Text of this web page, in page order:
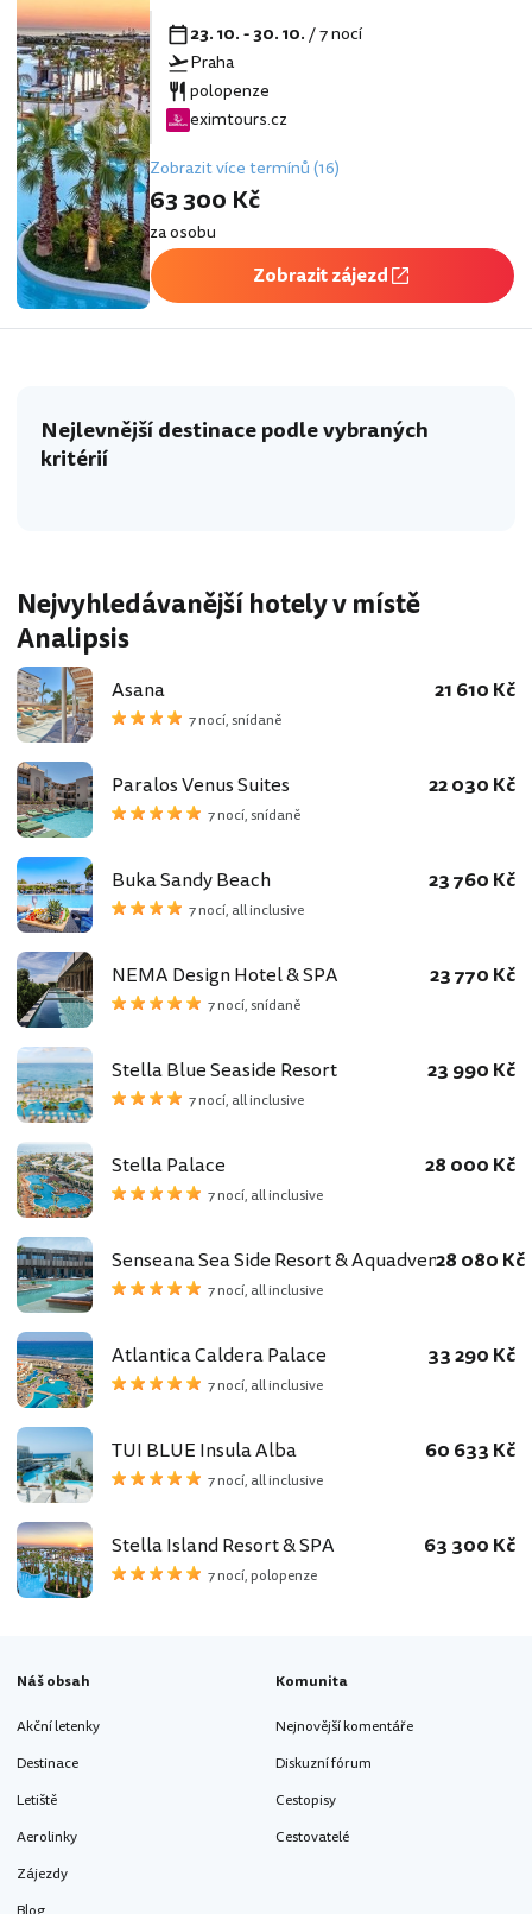
23. 10. - 30. 10./ 7 nocí
Praha
polopenze
eximtours.cz
Zobrazit více termínů (16)
63 300 Kč
za osobu
Zobrazit zájezd
Nejlevnější destinace podle vybraných
kritérií
Nejvyhledávanější hotely v místě
Analipsis
Asana
7 nocí, snídaně
21 610 Kč
Paralos Venus Suites
7 nocí, snídaně
22 030 Kč
Buka Sandy Beach
7 nocí, all inclusive
23 760 Kč
NEMA Design Hotel & SPA
7 nocí, snídaně
23 770 Kč
Stella Blue Seaside Resort
7 nocí, all inclusive
23 990 Kč
Stella Palace
7 nocí, all inclusive
28 000 Kč
Senseana Sea Side Resort & Aquadventure
7 nocí, all inclusive
28 080 Kč
Atlantica Caldera Palace
7 nocí, all inclusive
33 290 Kč
TUI BLUE Insula Alba
7 nocí, all inclusive
60 633 Kč
Stella Island Resort & SPA
7 nocí, polopenze
63 300 Kč
Náš obsah
Akční letenky
Destinace
Letiště
Aerolinky
Zájezdy
Komunita
Nejnovější komentáře
Diskuzní fórum
Cestopisy
Cestovatelé